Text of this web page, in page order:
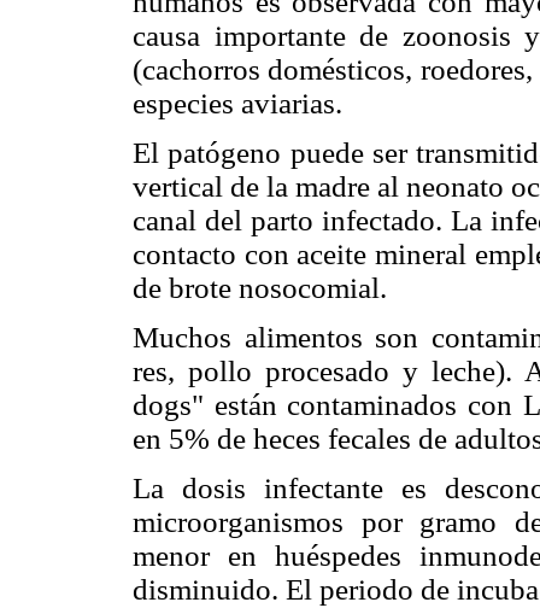
causa importante de zoonosis
(cachorros domésticos,
especies aviarias.
El patógeno puede ser
vertical de la madre al neonato
canal del parto infectado. La
contacto con aceite mineral
de brote nosocomial.
Muchos alimentos son
res, pollo procesado y leche).
dogs" están contaminados con
en 5% de heces fecales de
La dosis infectante es
microorganismos por gramo
menor en huéspedes
disminuido. El periodo de